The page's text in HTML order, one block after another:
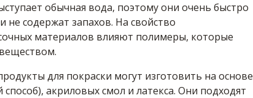
обычная вода, поэтому они очень быстро
не содержат запахов. На свойство
материалов влияют полимеры, которые
для покраски могут изготовить на основе
акриловых смол и латекса. Они подходят